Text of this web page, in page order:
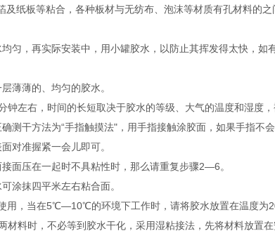
纸板等粘合，各种板材与无纺布、泡沫等材质有孔材料的之
匀，再实际安装中，用小罐胶水，以防止其挥发得太快，如
薄薄的、均匀的胶水。
钟左右，时间的长短取决于胶水的等级、大气的温度和湿度，
测干方法为“手指触摸法"，用手指接触涂胶面，如果手指不
对准握紧一会儿即可。
面压在一起时不具粘性时，那么请重复步骤2—6。
涂抹四平米左右粘合面。
用，当在5℃—10℃的环境下工作时，请将胶水放置在温度为
材料时，不必等到胶水干化，采用湿粘接法，先将材料放置